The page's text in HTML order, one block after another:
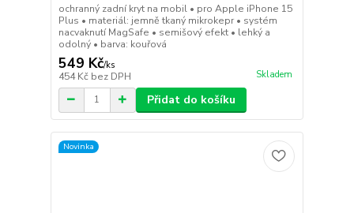
ochranný zadní kryt na mobil • pro Apple iPhone 15
Plus • materiál: jemně tkaný mikrokepr • systém
nacvaknutí MagSafe • semišový efekt • lehký a
odolný • barva: kouřová
549 Kč/ks
454 Kč bez DPH Skladem
Přidat do košíku
Novinka